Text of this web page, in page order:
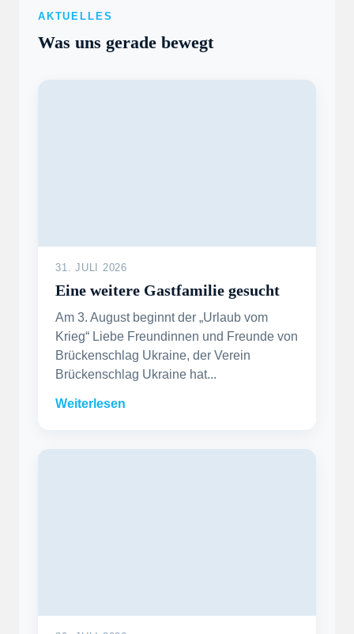
AKTUELLES
Was uns gerade bewegt
31. JULI 2026
Eine weitere Gastfamilie gesucht
Am 3. August beginnt der „Urlaub vom
Krieg“ Liebe Freundinnen und Freunde von
Brückenschlag Ukraine, der Verein
Brückenschlag Ukraine hat...
Weiterlesen